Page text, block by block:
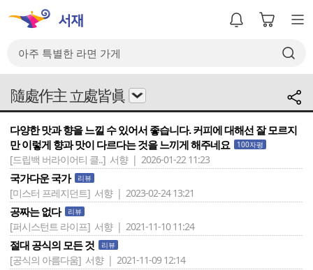
隨處作主 立處皆眞
다양한 맛과 향을 느낄 수 있어서 좋습니다. 커피에 대해선 잘 모르지
만 이렇게 향과 맛이 다르다는 것을 느끼게 해주네요
100자평
[드립백 버라이어티 클..] 서향 | 2026-01-22 11:23
국가다운 국가 리뷰
[미스터 프레지던트] 서향 | 2023-02-24 13:21
공짜는 없다 리뷰
[퍼시스턴트 라이프] 서향 | 2021-11-10 11:24
절대 공식의 모든 것 리뷰
[공식의 아름다움] 서향 | 2021-11-09 12:14